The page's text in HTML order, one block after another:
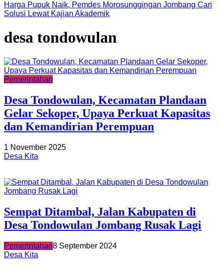
Harga Pupuk Naik, Pemdes Morosunggingan Jombang Cari
Solusi Lewat Kajian Akademik
desa tondowulan
Pemerintahan
Desa Tondowulan, Kecamatan Plandaan
Gelar Sekoper, Upaya Perkuat Kapasitas
dan Kemandirian Perempuan
1 November 2025
Desa Kita
Sempat Ditambal, Jalan Kabupaten di
Desa Tondowulan Jombang Rusak Lagi
Pemerintahan8 September 2024
Desa Kita